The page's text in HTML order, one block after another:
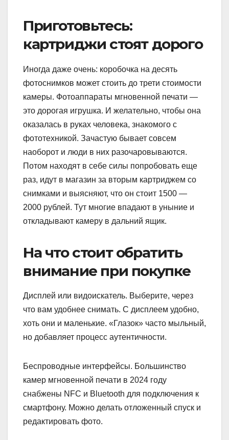
Приготовьтесь:
картриджи стоят дорого
Иногда даже очень: коробочка на десять
фотоснимков может стоить до трети стоимости
камеры. Фотоаппараты мгновенной печати —
это дорогая игрушка. И желательно, чтобы она
оказалась в руках человека, знакомого с
фототехникой. Зачастую бывает совсем
наоборот и люди в них разочаровываются.
Потом находят в себе силы попробовать еще
раз, идут в магазин за вторым картриджем со
снимками и выясняют, что он стоит 1500 —
2000 рублей. Тут многие впадают в уныние и
откладывают камеру в дальний ящик.
На что стоит обратить
внимание при покупке
Дисплей или видоискатель. Выберите, через
что вам удобнее снимать. С дисплеем удобно,
хоть они и маленькие. «Глазок» часто мыльный,
но добавляет процесс аутентичности.
Беспроводные интерфейсы. Большинство
камер мгновенной печати в 2024 году
снабжены NFC и Bluetooth для подключения к
смартфону. Можно делать отложенный спуск и
редактировать фото.